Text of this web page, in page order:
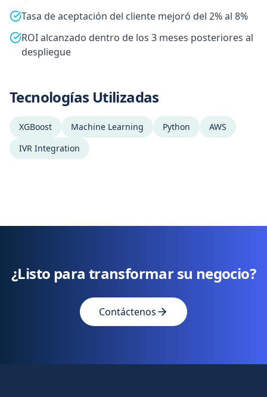
Tasa de aceptación del cliente mejoró del 2% al 8%
ROI alcanzado dentro de los 3 meses posteriores al
despliegue
Tecnologías Utilizadas
XGBoost Machine Learning Python
AWS
IVR Integration
¿Listo para transformar su negocio?
Contáctenos